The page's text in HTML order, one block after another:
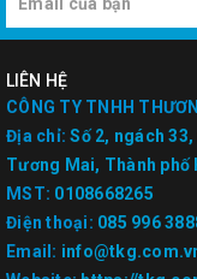
LIÊN HỆ
CÔNG TY TNHH
Địa chỉ: Số 2, ngách
Tương Mai, Thành phố
MST: 0108668265
Điện thoại: 085 996
Email: